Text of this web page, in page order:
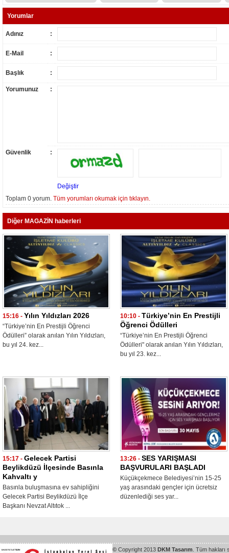
Yorumlar
Adınız :
E-Mail :
Başlık :
Yorumunuz :
Güvenlik :
Değiştir
Toplam 0 yorum. Tüm yorumları okumak için tıklayın.
Diğer MAGAZİN haberleri
15:16 - Yılın Yıldızları 2026
“Türkiye’nin En Prestijli Öğrenci
Ödülleri” olarak anılan Yılın Yıldızları,
bu yıl 24. kez...
10:10 - Türkiye’nin En Prestijli
Öğrenci Ödülleri
“Türkiye’nin En Prestijli Öğrenci
Ödülleri" olarak anılan Yılın Yıldızları,
bu yıl 23. kez...
15:17 - Gelecek Partisi
Beylikdüzü İlçesinde Basınla
Kahvaltı y
Basınla buluşmasına ev sahipliğini
Gelecek Partisi Beylikdüzü İlçe
Başkanı Nevzat Altıtok ...
13:26 - SES YARIŞMASI
BAŞVURULARI BAŞLADI
Küçükçekmece Belediyesi’nin 15-25
yaş arasındaki gençler için ücretsiz
düzenlediği ses yar...
© Copyright 2013 DKM Tasarım . Tüm hakları